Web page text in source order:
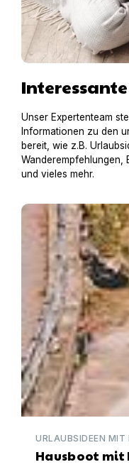
Unser Expertenteam
Informationen zu den
bereit, wie z.B.
Wanderempfehlungen,
und vieles mehr.
Hausboot mit Hund
URLAUBSIDEEN MIT
Hausboot mit